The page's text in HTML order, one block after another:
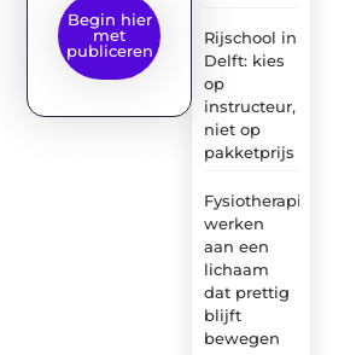
Rijschool in
Delft: kies
op
instructeur,
niet op
pakketprijs
Fysiotherapie:
werken
aan een
lichaam
dat prettig
blijft
bewegen
Begin hier
met
publiceren